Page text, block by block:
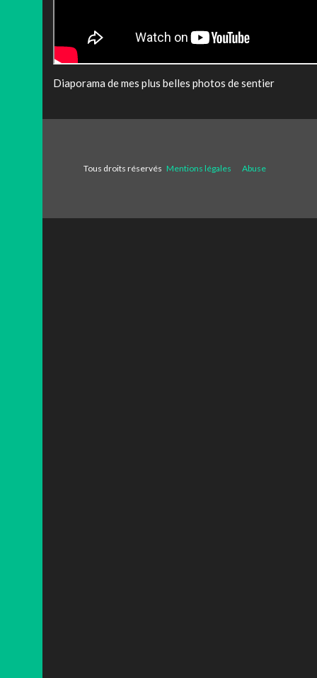
Diaporama de mes plus belles photos de sentier
Tous droits réservés Mentions légales Abuse